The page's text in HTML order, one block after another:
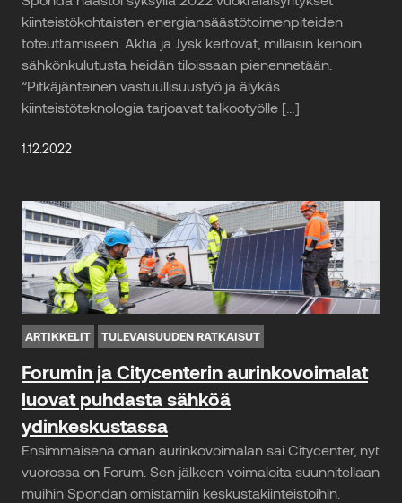
kiinteistökohtaisten energiansäästötoimenpiteiden
toteuttamiseen. Aktia ja Jysk kertovat, millaisin keinoin
sähkönkulutusta heidän tiloissaan pienennetään.
”Pitkäjänteinen vastuullisuustyö ja älykäs
kiinteistöteknologia tarjoavat talkootyölle […]
1.12.2022
ARTIKKELIT TULEVAISUUDEN RATKAISUT
Forumin ja Citycenterin aurinkovoimalat
luovat puhdasta sähköä
ydinkeskustassa
Ensimmäisenä oman aurinkovoimalan sai Citycenter, nyt
vuorossa on Forum. Sen jälkeen voimaloita suunnitellaan
muihin Spondan omistamiin keskustakiinteistöihin.